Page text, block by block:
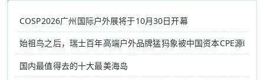
COSP2026广州国际户外展将于10月30日开幕
始祖鸟之后，瑞士百年高端户外品牌猛犸象被中国资本CPE源峰收
国内最值得去的十大最美海岛